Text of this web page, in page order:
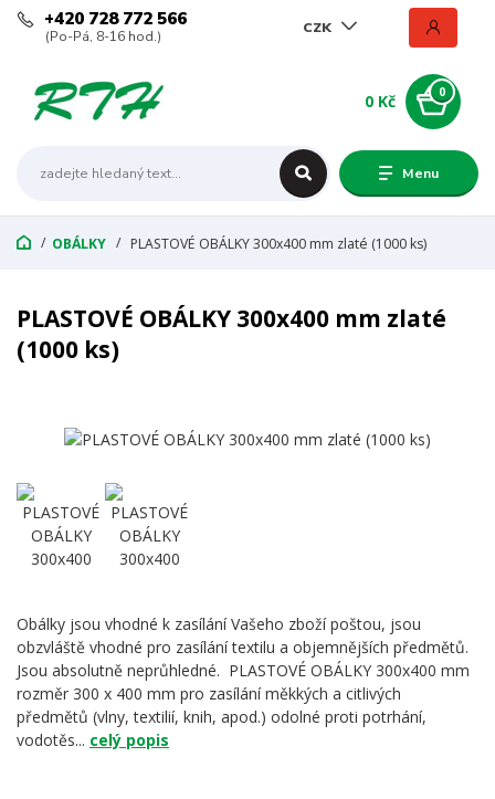
Menu
CZK
+420 728 772 566
(Po-Pá, 8-16 hod.)
0
0 Kč
OBÁLKY PLASTOVÉ OBÁLKY 300x400 mm zlaté (1000 ks)
PLASTOVÉ OBÁLKY 300x400 mm zlaté
(1000 ks)
Obálky jsou vhodné k zasílání Vašeho zboží poštou, jsou
obzvláště vhodné pro zasílání textilu a objemnějších předmětů.
Jsou absolutně neprůhledné. PLASTOVÉ OBÁLKY 300x400 mm
rozměr 300 x 400 mm pro zasílání měkkých a citlivých
předmětů (vlny, textilií, knih, apod.) odolné proti potrhání,
vodotěs... celý popis